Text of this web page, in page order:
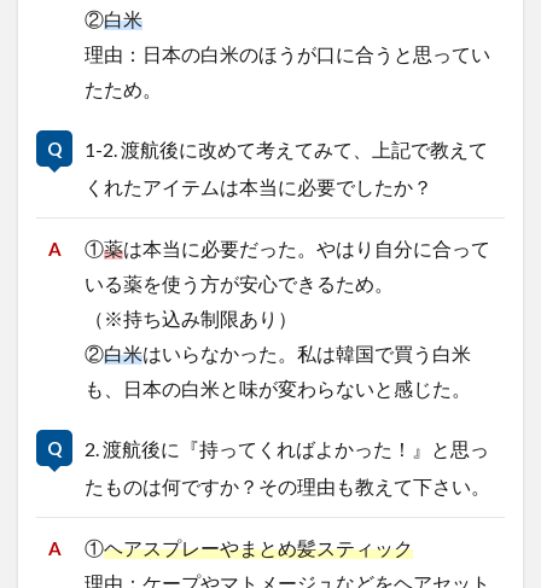
②白米
理由：日本の白米のほう が口に合うと思ってい
たため。
1-2. 渡航後に改めて考えてみて、上記で教えて
くれたアイテムは本当に必要でしたか？
①薬は本当に必要だった。やはり自分に合って
いる薬を使う方が安心できるため。
（※持ち込み制限あり）
②白米はいらなかった。私は韓国で買う白米
も、日本の白米と味が変わらないと感じた。
2. 渡航後に『持ってくればよかった！』と思っ
たものは何ですか？その理由も教えて下さい。
①ヘアスプレーやまとめ髪スティック
理由：ケープやマトメージュなどをヘアセット
ベトナム国家大学ハノイ人文社会科学大学留学
ベトナム航空
ベトナム観光
ベトナム語
ポーラ美術館
上海交通大学留学
上海外国語大学
中国
中国留学
中国語 交換・私費認定留学
人見杯英語スピーチコンテスト
保護者懇談会
優勝 入賞
公開講座
内定者報告会
冬休み 出発
初月レポート
受験生へのメッセージ
台湾
国際・地域研究
国際交流
国際学科
国際学科協定校留学学生
外部講師
季節学期